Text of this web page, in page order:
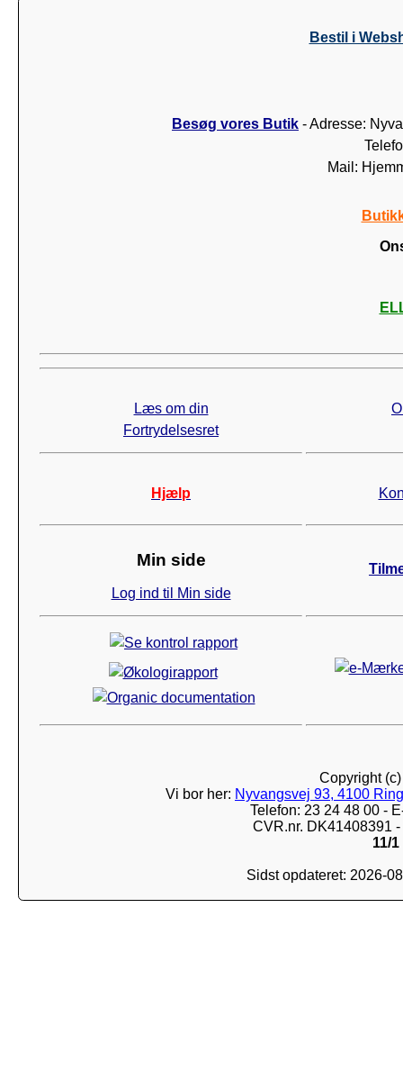
Bestil i
Besøg vores Butik - Adresse:
Mail:
Læs om din
Fortrydelsesret
Hjælp
Min side
Log ind til Min side
Copyright
Vi bor her: Nyvangsvej 93, 4100
Telefon: 23 24 48 00 -
CVR.nr. DK41408391
11/1
Sidst opdateret: 2026-